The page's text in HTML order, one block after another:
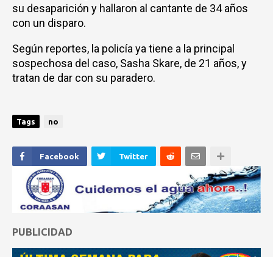
su desaparición y hallaron al cantante de 34 años
con un disparo.
Según reportes, la policía ya tiene a la principal
sospechosa del caso, Sasha Skare, de 21 años, y
tratan de dar con su paradero.
Tags no
Facebook Twitter
PUBLICIDAD